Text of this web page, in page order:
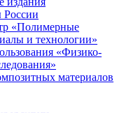
России
«Полимерные
и технологии»
«Физико-
материалов